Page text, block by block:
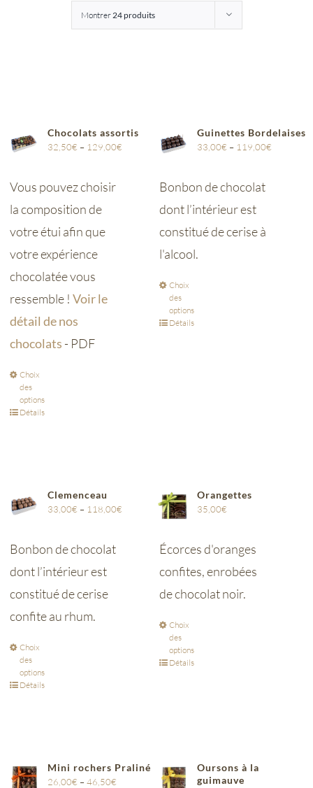
Montrer24 produits
Chocolats assortis
32,50€ – 129,00€
Vous pouvez choisir
la composition de
votre étui afin que
votre expérience
chocolatée vous
ressemble !Voir le
détail de nos
chocolats - PDF
Choix
des
options
Détails
Guinettes Bordelaises
33,00€ – 119,00€
Bonbon de chocolat
dont l’intérieur est
constitué de cerise à
l'alcool.
Choix
des
options
Détails
Clemenceau
33,00€ – 118,00€
Bonbon de chocolat
dont l’intérieur est
constitué de cerise
confite au rhum.
Choix
des
options
Détails
Orangettes
35,00€
Écorces d'oranges
confites, enrobées
de chocolat noir.
Choix
des
options
Détails
Mini rochers Praliné
26,00€ – 46,50€
Oursons à la
guimauve